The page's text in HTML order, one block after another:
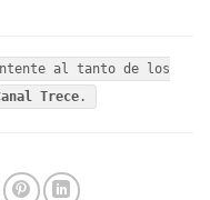
al tanto de los
Trece.